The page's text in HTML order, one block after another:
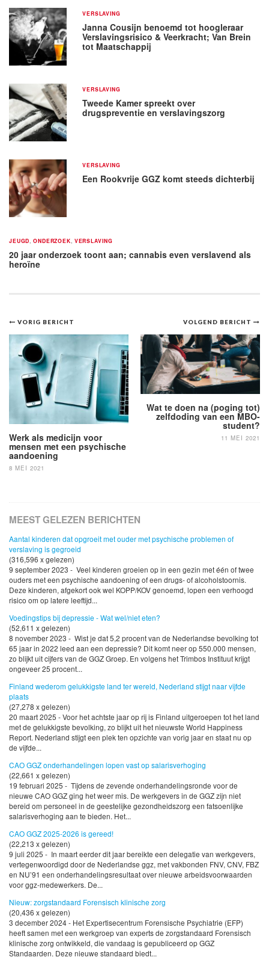
VERSLAVING
Janna Cousijn benoemd tot hoogleraar
Verslavingsrisico & Veerkracht; Van Brein
tot Maatschappij
VERSLAVING
Tweede Kamer spreekt over
drugspreventie en verslavingszorg
VERSLAVING
Een Rookvrije GGZ komt steeds dichterbij
JEUGD ,ONDERZOEK VERSLAVING
20 jaar onderzoek toont aan; cannabis even verslavend als
heroïne
Bericht
navigatie
VOLGEND BERICHT
Wat te doen na (poging tot)
zelfdoding van een MBO-
student?
11 MEI 2021
VORIG BERICHT
Werk als medicijn voor
mensen met een psychische
aandoening
8 MEI 2021
MEEST GELEZEN BERICHTEN
Aantal kinderen dat opgroeit met ouder met psychische problemen of
verslaving is gegroeid
(316,596 x gelezen)
9 september 2023 - Veel kinderen groeien op in een gezin met één of twee
ouders met een psychische aandoening of een drugs- of alcoholstoornis.
Deze kinderen, afgekort ook wel KOPP/KOV genoemd, lopen een verhoogd
risico om op latere leeftijd...
Voedingstips bij depressie - Wat wel/niet eten?
(52,611 x gelezen)
8 november 2023 - Wist je dat 5,2 procent van de Nederlandse bevolking tot
65 jaar in 2022 leed aan een depressie? Dit komt neer op 550.000 mensen,
zo blijkt uit cijfers van de GGZ Groep. En volgens het Trimbos Instituut krijgt
ongeveer 25 procent...
Finland wederom gelukkigste land ter wereld, Nederland stijgt naar vijfde
plaats
(27,278 x gelezen)
20 maart 2025 - Voor het achtste jaar op rij is Finland uitgeroepen tot het land
met de gelukkigste bevolking, zo blijkt uit het nieuwste World Happiness
Report. Nederland stijgt een plek ten opzichte van vorig jaar en staat nu op
de vijfde...
CAO GGZ onderhandelingen lopen vast op salarisverhoging
(22,661 x gelezen)
19 februari 2025 - Tijdens de zevende onderhandelingsronde voor de
nieuwe CAO GGZ ging het weer mis. De werkgevers in de GGZ zijn niet
bereid om personeel in de geestelijke gezondheidszorg een fatsoenlijke
salarisverhoging aan te bieden. Het...
CAO GGZ 2025-2026 is gereed!
(22,213 x gelezen)
9 juli 2025 - In maart eerder dit jaar bereikte een delegatie van werkgevers,
vertegenwoordigd door de Nederlandse ggz, met vakbonden FNV, CNV, FBZ
en NU’91 een onderhandelingsresultaat over nieuwe arbeidsvoorwaarden
voor ggz-medewerkers. De...
Nieuw: zorgstandaard Forensisch klinische zorg
(20,436 x gelezen)
3 december 2024 - Het Expertisecentrum Forensische Psychiatrie (EFP)
heeft samen met een werkgroep van experts de zorgstandaard Forensisch
klinische zorg ontwikkeld, die vandaag is gepubliceerd op GGZ
Standaarden. Deze nieuwe standaard biedt...